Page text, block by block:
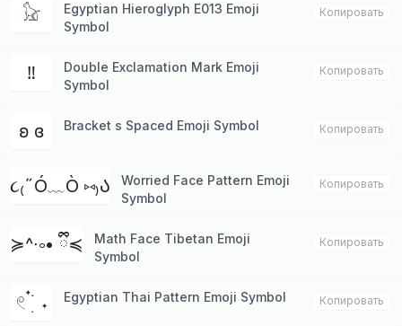
𓃠
Egyptian Hieroglyph E013 Emoji
Symbol
Копировать
‼
Double Exclamation Mark Emoji
Symbol
Копировать
ʚ ɞ Bracket s Spaced Emoji Symbol Копировать
૮₍˶Ó﹏Ò ⑅₎Ა
Worried Face Pattern Emoji
Symbol
Копировать
≽^∙༚• ྀི≼
Math Face Tibetan Emoji
Symbol
Копировать
𓏲 ๋࣭ ࣪ ˖ Egyptian Thai Pattern Emoji Symbol Копировать